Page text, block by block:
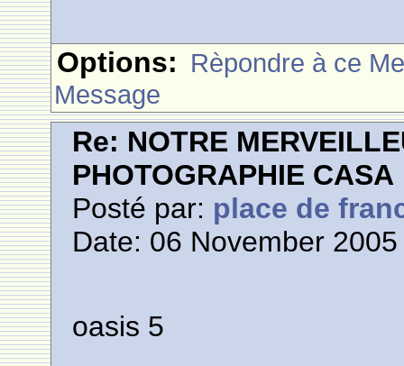
Options: Rèpondre à ce
Message
Re: NOTRE
PHOTOGRAPHIE CASA
Posté par: place de
Date: 06 November
oasis 5